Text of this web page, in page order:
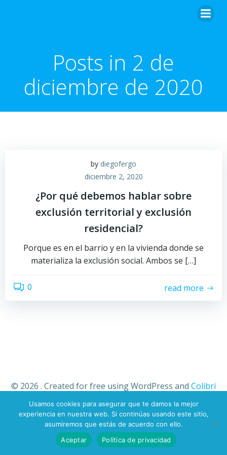
Posts in 2 de
diciembre de 2020
by diegofergo
diciembre 2, 2020
¿Por qué debemos hablar sobre
exclusión territorial y exclusión
residencial?
Porque es en el barrio y en la vivienda donde se
materializa la exclusión social. Ambos se […]
0 read more
© 2026 . Created for free using WordPress and Colibri
Usamos cookies para asegurar que te damos la mejor
experiencia en nuestra web. Si continúas usando este sitio,
asumiremos que estás de acuerdo con ello.
Aceptar
Política de privacidad